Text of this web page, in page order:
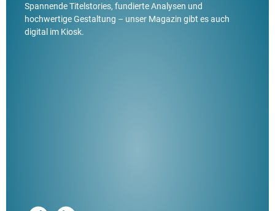
Spannende Titelstories, fundierte Analysen und
hochwertige Gestaltung – unser Magazin gibt es auch
digital im Kiosk.